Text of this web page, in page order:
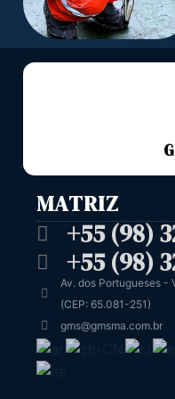
MATRIZ
+55 (98)
+55 (98)
Av. dos Portugueses -
(CEP: 65.081-251)
gms@gmsma.com.br